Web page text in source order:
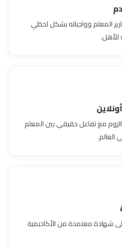
المعلم وواجباته بشكل لحظي
الزوم مع تفاعل حقيقي بين المعلم
شهادة معتمدة من الأكاديمية